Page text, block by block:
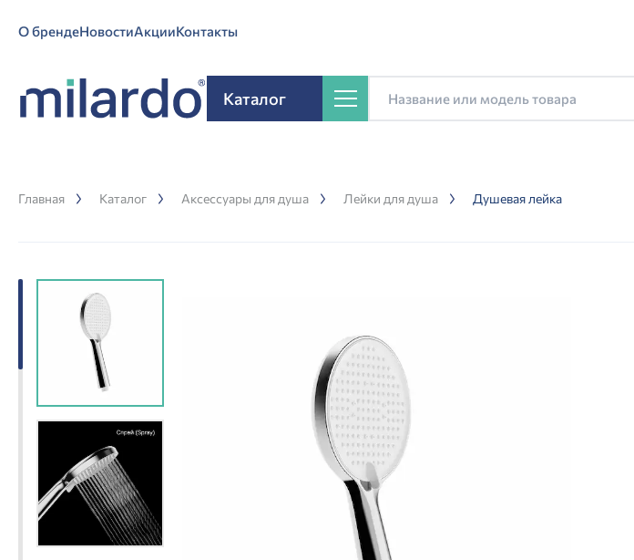
О брендеНовостиАкцииКонтакты
Каталог
Главная Каталог Аксессуары для душа Лейки для душа Душевая лейка